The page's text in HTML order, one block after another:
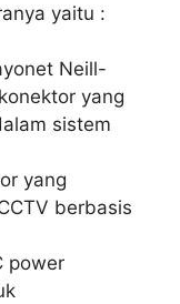
yaitu :
Neill-
yang
sistem
yang
berbasis
power